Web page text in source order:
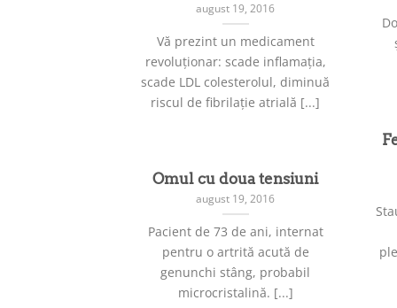
august 19, 2016
Vă prezint un medicament
revoluționar: scade inflamația,
scade LDL colesterolul, diminuă
riscul de fibrilație atrială [...]
Omul cu doua tensiuni
august 19, 2016
Pacient de 73 de ani, internat
pentru o artrită acută de
genunchi stâng, probabil
microcristalină. [...]